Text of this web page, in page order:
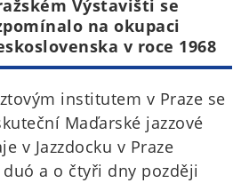
Výstavišti se
na okupaci
v roce 1968
institutem v Praze se
Maďarské jazzové
v Jazzdocku v Praze
a o čtyři dny později